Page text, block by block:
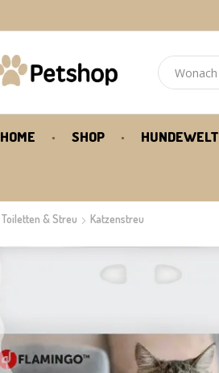
HOME SHOP HUNDEWELT
Toiletten & Streu Katzenstreu